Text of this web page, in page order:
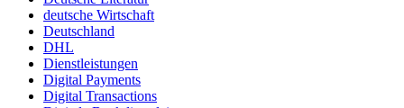
deutsche Wirtschaft
Deutschland
DHL
Dienstleistungen
Digital Payments
Digital Transactions